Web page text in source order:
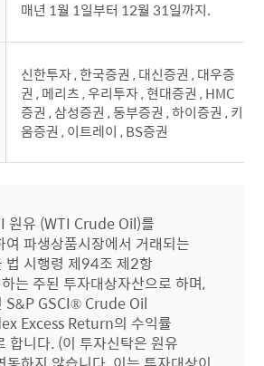
매년 1월 1일부터 12월 31일까지.
신한투자 , 한국증권 , 대신증권 , 대우증
권 , 메리츠 , 우리투자 , 현대증권 , HMC
증권 , 삼성증권 , 동부증권 , 하이증권 , 키
움증권 , 이트레이 , BS증권
원유 (WTI Crude Oil)를
여 파생상품시장에서 거래되는
법 시행령 제94조 제2항
는 주된 투자대상자산으로 하며,
S&P GSCI® Crude Oil
Excess Return의 수익률
합니다. (이 투자신탁은 원유